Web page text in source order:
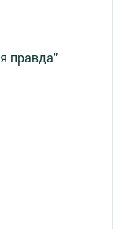
правда"